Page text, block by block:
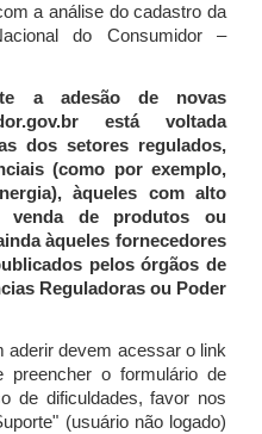
a análise do cadastro da
do Consumidor –
a adesão de novas
está voltada
dos setores regulados,
(como por exemplo,
àqueles com alto
venda de produtos ou
àqueles fornecedores
pelos órgãos de
Reguladoras ou Poder
aderir devem acessar o link
preencher o formulário de
de dificuldades, favor nos
(usuário não logado)